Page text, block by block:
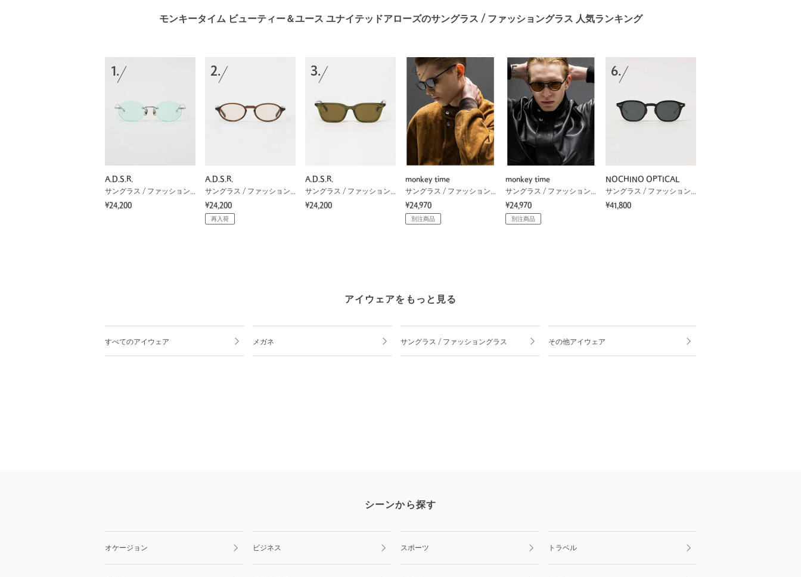
モンキータイム ビューティー＆ユース ユナイテッドアローズのサングラス / ファッショングラス 人気ランキング
1.
A.D.S.R.
サングラス / ファッショングラス
¥24,200
2.
A.D.S.R.
サングラス / ファッショングラス
¥24,200
再入荷
3.
A.D.S.R.
サングラス / ファッショングラス
¥24,200
4.
monkey time
サングラス / ファッショングラス
¥24,970
別注商品
5.
monkey time
サングラス / ファッショングラス
¥24,970
別注商品
6.
NOCHINO OPTICAL
サングラス / ファッショングラス
¥41,800
アイウェアをもっと見る
すべてのアイウェア メガネ サングラス / ファッショングラス その他アイウェア
シーンから探す
オケージョン ビジネス スポーツ トラベル